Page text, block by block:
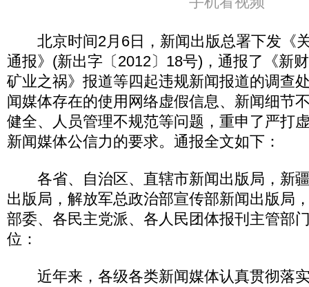
北京时间2月6日，新闻出版总署下发《
通报》(新出字〔2012〕18号)，通报了《新
矿业之祸》报道等四起违规新闻报道的调查
闻媒体存在的使用网络虚假信息、新闻细节
健全、人员管理不规范等问题，重申了严打
新闻媒体公信力的要求。通报全文如下：
各省、自治区、直辖市新闻出版局，新
出版局，解放军总政治部宣传部新闻出版局
部委、各民主党派、各人民团体报刊主管部
位：
近年来，各级各类新闻媒体认真贯彻落